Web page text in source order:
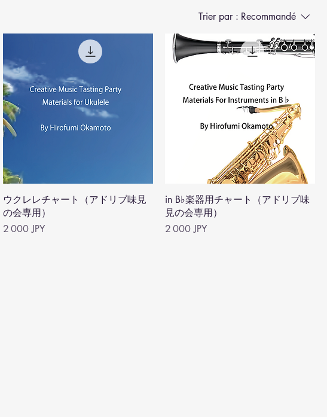
Trier par : Recommandé
ウクレレチャート（アドリブ味見
の会専用）
Prix
2 000 JPY
in B♭楽器用チャート（アドリブ味
見の会専用）
Prix
2 000 JPY